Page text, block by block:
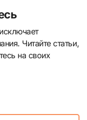
Читайте статьи,
на своих